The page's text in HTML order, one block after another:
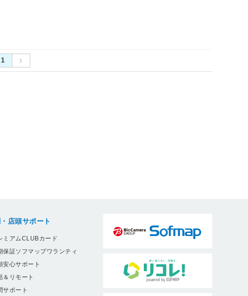
1
店頭サポート
ミアムCLUBカード
保証ソフマップワランティ
安心サポート
＆リモート
サポート